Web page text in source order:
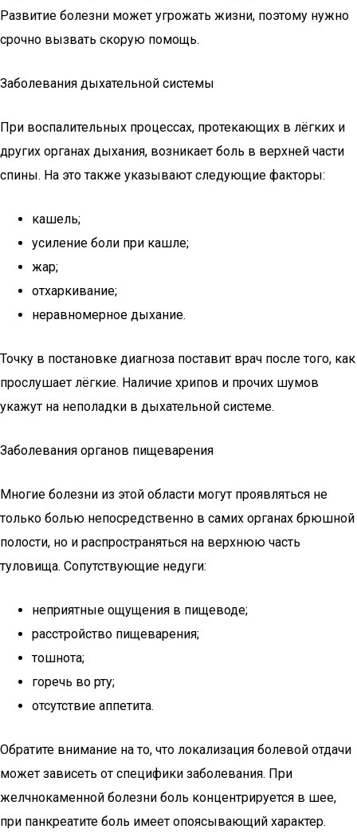
Развитие болезни может угрожать жизни, поэтому нужно
срочно вызвать скорую помощь.
Заболевания дыхательной системы
При воспалительных процессах, протекающих в лёгких и
других органах дыхания, возникает боль в верхней части
спины. На это также указывают следующие факторы:
кашель;
усиление боли при кашле;
жар;
отхаркивание;
неравномерное дыхание.
Точку в постановке диагноза поставит врач после того, как
прослушает лёгкие. Наличие хрипов и прочих шумов
укажут на неполадки в дыхательной системе.
Заболевания органов пищеварения
Многие болезни из этой области могут проявляться не
только болью непосредственно в самих органах брюшной
полости, но и распространяться на верхнюю часть
туловища. Сопутствующие недуги:
неприятные ощущения в пищеводе;
расстройство пищеварения;
тошнота;
горечь во рту;
отсутствие аппетита.
Обратите внимание на то, что локализация болевой отдачи
может зависеть от специфики заболевания. При
желчнокаменной болезни боль концентрируется в шее,
при панкреатите боль имеет опоясывающий характер.